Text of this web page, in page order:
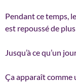
Pendant ce temps,
est repoussé de
Jusqu’à ce qu’un
Ça apparaît